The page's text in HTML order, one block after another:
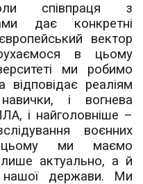
співпраця з
дає конкретні
вектор
в цьому
ми робимо
відповідає реаліям
і вогнева
і найголовніше –
воєнних
ми маємо
актуально, а й
держави. Ми